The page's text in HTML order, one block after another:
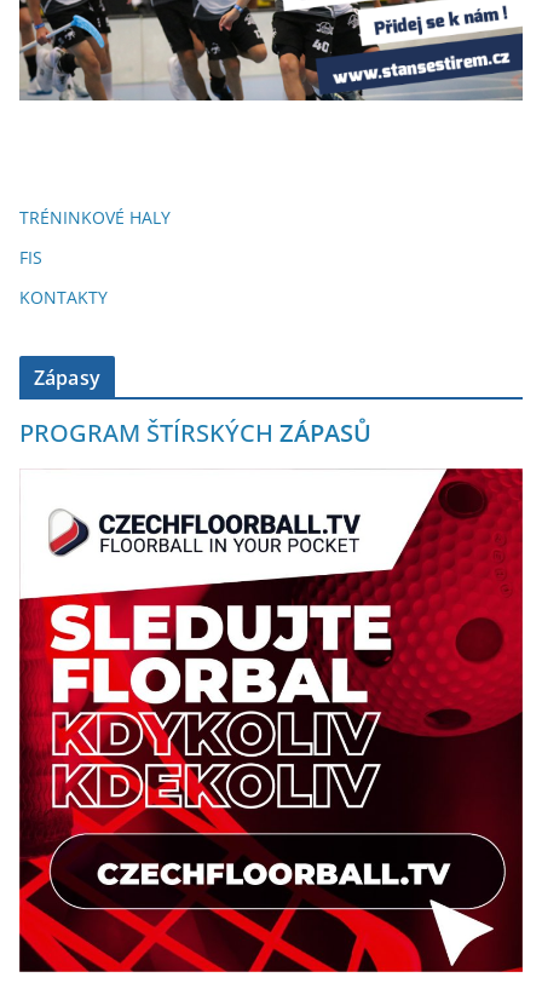
TRÉNINKOVÉ HALY
FIS
KONTAKTY
Zápasy
PROGRAM ŠTÍRSKÝCH ZÁPASŮ